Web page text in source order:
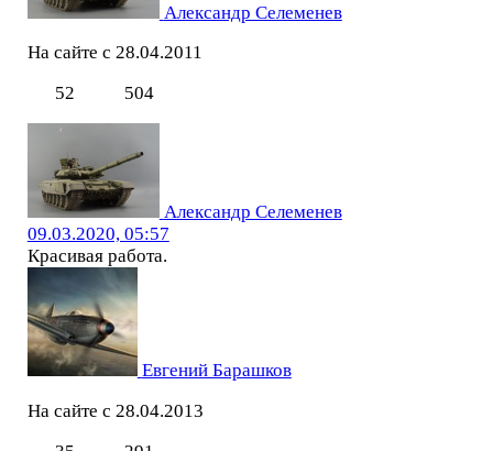
Александр Селеменев
На сайте с 28.04.2011
52
504
Александр Селеменев
09.03.2020, 05:57
Красивая работа.
Евгений Барашков
На сайте с 28.04.2013